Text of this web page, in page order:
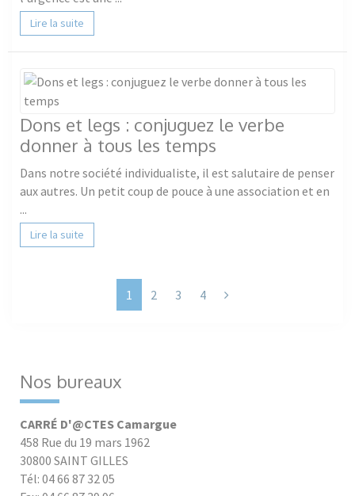
Lire la suite
Dons et legs : conjuguez le verbe
donner à tous les temps
Dans notre société individualiste, il est salutaire de penser
aux autres. Un petit coup de pouce à une association et en
...
Lire la suite
1 2 3 4
Nos bureaux
CARRÉ D'@CTES Camargue
458 Rue du 19 mars 1962
30800 SAINT GILLES
Tél: 04 66 87 32 05